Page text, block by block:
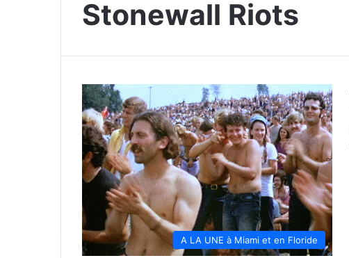
Stonewall Riots
A LA UNE à Miami et en Floride